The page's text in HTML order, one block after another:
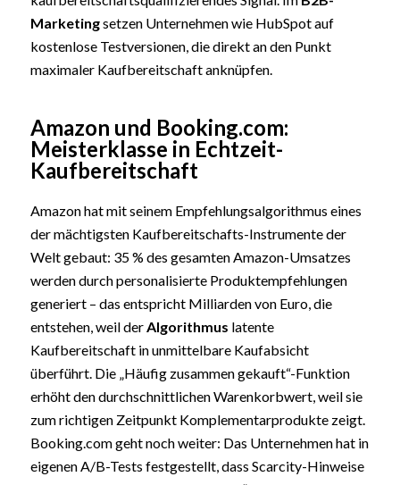
Marketingsetzen Unternehmen wie HubSpot auf
kostenlose Testversionen, die direkt an den Punkt
maximaler Kaufbereitschaft anknüpfen.
Amazon und Booking.com:
Meisterklasse in Echtzeit-
Kaufbereitschaft
Amazon hat mit seinem Empfehlungsalgorithmus eines
der mächtigsten Kaufbereitschafts-Instrumente der
Welt gebaut: 35 % des gesamten Amazon-Umsatzes
werden durch personalisierte Produktempfehlungen
generiert – das entspricht Milliarden von Euro, die
entstehen, weil der Algorithmus latente
Kaufbereitschaft in unmittelbare Kaufabsicht
überführt. Die „Häufig zusammen gekauft“-Funktion
erhöht den durchschnittlichen Warenkorbwert, weil sie
zum richtigen Zeitpunkt Komplementarprodukte zeigt.
Booking.com geht noch weiter: Das Unternehmen hat in
eigenen A/B-Tests festgestellt, dass Scarcity-Hinweise